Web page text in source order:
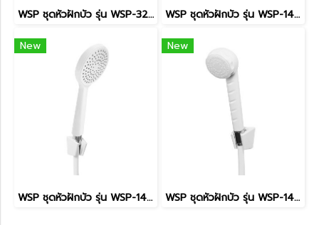
WSP ชุดหัวฝักบัว รุ่น WSP-327C WSP ชุดหัวฝักบัว รุ่น WSP-149C
New
WSP ชุดหัวฝักบัว รุ่น WSP-149W
New
WSP ชุดหัวฝักบัว รุ่น WSP-147W